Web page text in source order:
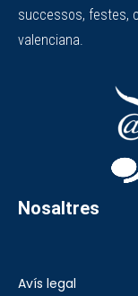
successos, festes,
valenciana.
Nosaltres
Avís legal